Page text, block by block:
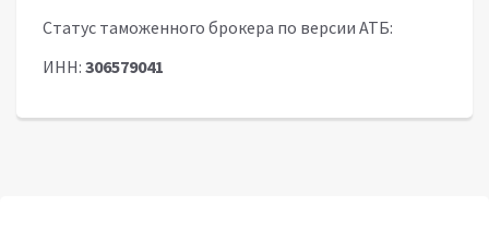
Статус таможенного брокера по версии АТБ:
ИНН: 306579041